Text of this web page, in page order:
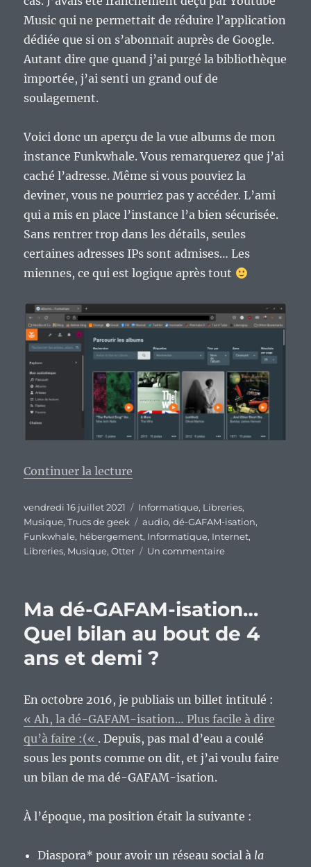
Music qui ne permettait de réduire l’application
dédiée que si on s’abonnait auprès de Google.
Autant dire que quand j’ai purgé la bibliothèque
importée, j’ai senti un grand ouf de
soulagement.
Voici donc un aperçu de la vue albums de mon
instance Funkwhale. Vous remarquerez que j’ai
caché l’adresse. Même si vous pouviez la
deviner, vous ne pourriez pas y accéder. L’ami
qui a mis en place l’instance l’a bien sécurisée.
Sans rentrer trop dans les détails, seules
certaines adresses IPs sont admises… Les
miennes, ce qui est logique après tout
Continuer la lecture
Publié
le
vendredi 16 juillet 2021 Catégories
Informatique, Libreries,
Musique,Trucs de geek Étiquettes
audio,dé-GAFAM-isation,
Funkwhale, hébergement, Informatique, Internet,
Libreries, Musique,Otter Un commentairesur
de
dé-
GAFAM-
pour
héberger
sa
musique.
Ma dé-GAFAM-isation…
Quel bilan au bout de 4
ans et demi ?
En octobre 2016, je publiais un billet intitulé :
« Ah, la dé-GAFAM-isation… Plus facile à dire
qu’à faire :(« . Depuis, pas mal d’eau a coulé
sous les ponts comme on dit, et j’ai voulu faire
un bilan de ma dé-GAFAM-isation.
À l’époque, ma position était la suivante :
Diaspora* pour avoir un réseau social à la